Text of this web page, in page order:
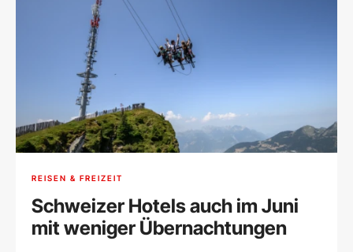
REISEN & FREIZEIT
Schweizer Hotels auch im Juni
mit weniger Übernachtungen